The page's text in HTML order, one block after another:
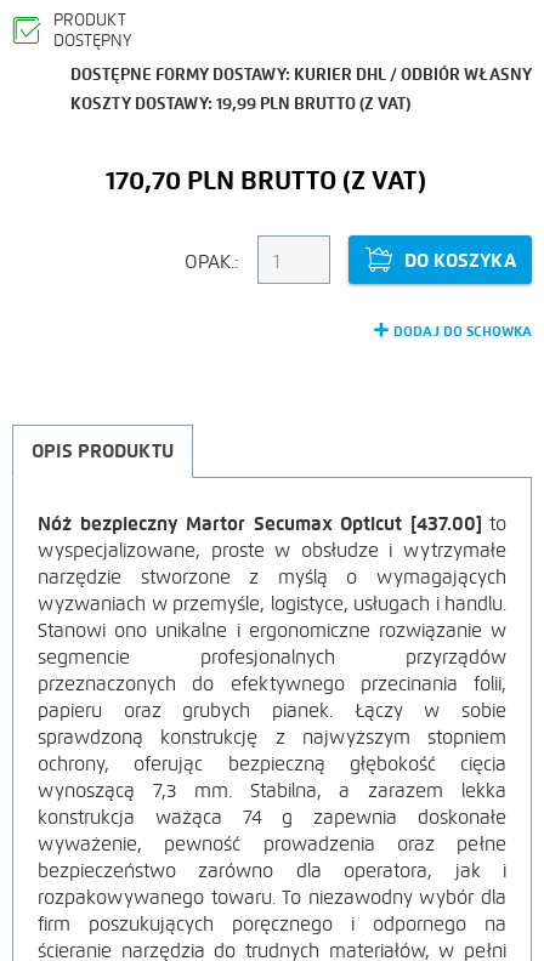
PRODUKT
DOSTĘPNY
DOSTĘPNE FORMY DOSTAWY: KURIER DHL / ODBIÓR WŁASNY
KOSZTY DOSTAWY: 19,99 PLN BRUTTO (Z VAT)
170,70 PLN
OPAK.: DO KOSZYKA
DODAJ DO SCHOWKA
OPIS PRODUKTU
OPIS
PRODUKTU
Nóż bezpieczny Martor Secumax Opticut [437.00] to
wyspecjalizowane, proste w obsłudze i wytrzymałe
narzędzie stworzone z myślą o wymagających
wyzwaniach w przemyśle, logistyce, usługach i handlu.
Stanowi ono unikalne i ergonomiczne rozwiązanie w
segmencie profesjonalnych przyrządów
przeznaczonych do efektywnego przecinania folii,
papieru oraz grubych pianek. Łączy w sobie
sprawdzoną konstrukcję z najwyższym stopniem
ochrony, oferując bezpieczną głębokość cięcia
wynoszącą 7,3 mm. Stabilna, a zarazem lekka
konstrukcja ważąca 74 g zapewnia doskonałe
wyważenie, pewność prowadzenia oraz pełne
bezpieczeństwo zarówno dla operatora, jak i
rozpakowywanego towaru. To niezawodny wybór dla
firm poszukujących poręcznego i odpornego na
ścieranie narzędzia do trudnych materiałów, w pełni